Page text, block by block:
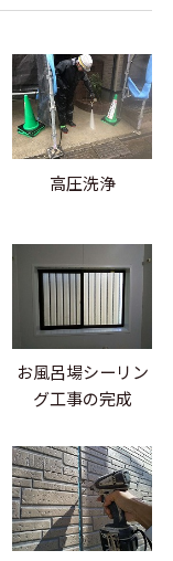
高圧洗浄
お風呂場シーリン
グ工事の完成